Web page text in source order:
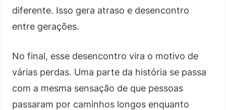
diferente. Isso gera atraso e desencontro
entre gerações.
No final, esse desencontro vira o motivo de
várias perdas. Uma parte da história se passa
com a mesma sensação de que pessoas
passaram por caminhos longos enquanto